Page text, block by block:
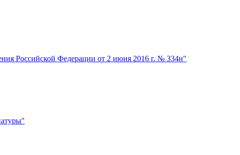
Российской Федерации от 2 июня 2016 г. № 334н"